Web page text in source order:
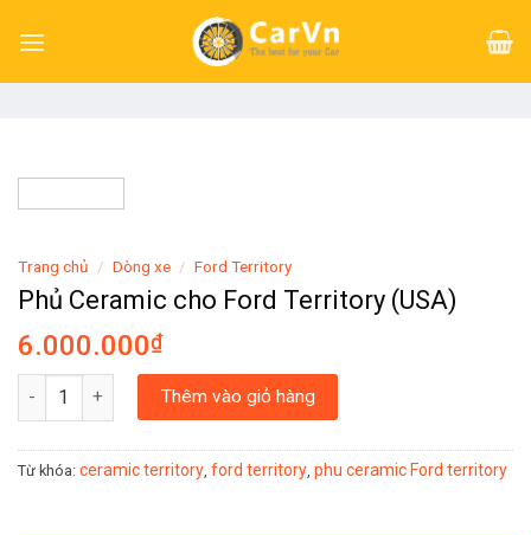
Trang chủ / Dòng xe / Ford Territory
Phủ Ceramic cho Ford Territory (USA)
6.000.000₫
Phủ Ceramic cho Ford Territory (USA) số lượng
Thêm vào giỏ hàng
Từ khóa: ceramic territory ford territory phu ceramic Ford territory